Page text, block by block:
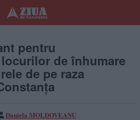
pentru
de înhumare
de pe raza
Daniela MOLDOVEANU